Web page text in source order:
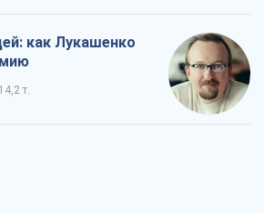
как Лукашенко
14,2 т.